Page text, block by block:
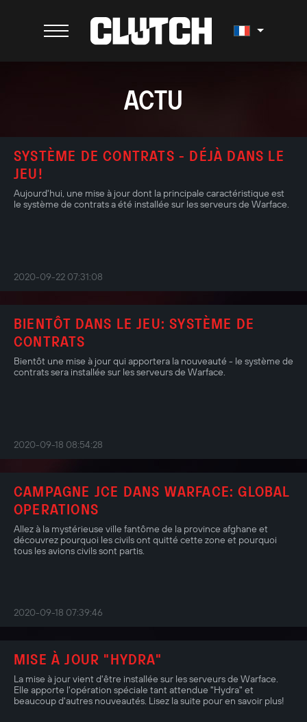
ACTU
SYSTÈME DE CONTRATS - DÉJÀ DANS LE
JEU!
Aujourd'hui, une mise à jour dont la principale caractéristique est
le système de contrats a été installée sur les serveurs de Warface.
2020-09-22 07:31:08
BIENTÔT DANS LE JEU: SYSTÈME DE
CONTRATS
Bientôt une mise à jour qui apportera la nouveauté - le système de
contrats sera installée sur les serveurs de Warface.
2020-09-18 08:54:28
CAMPAGNE JCE DANS WARFACE: GLOBAL
OPERATIONS
Allez à la mystérieuse ville fantôme de la province afghane et
découvrez pourquoi les civils ont quitté cette zone et pourquoi
tous les avions civils sont partis.
2020-09-18 07:39:46
MISE À JOUR "HYDRA"
La mise à jour vient d'être installée sur les serveurs de Warface.
Elle apporte l'opération spéciale tant attendue "Hydra" et
beaucoup d'autres nouveautés. Lisez la suite pour en savoir plus!